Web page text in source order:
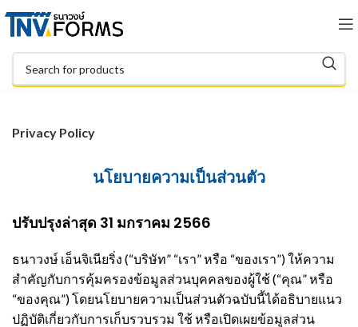
Privacy Policy
นโยบายความเป็นส่วนตัว
ปรับปรุงล่าสุด 31 มกราคม 2566
ธนาวงษ์ เอ็นจิเนียริ่ง (“บริษัท” “เรา” หรือ “ของเรา”) ให้ความ
สำคัญกับการคุ้มครองข้อมูลส่วนบุคคลของผู้ใช้ (“คุณ” หรือ
“ของคุณ”) โดยนโยบายความเป็นส่วนตัวฉบับนี้ได้อธิบายแนว
ปฏิบัติเกี่ยวกับการเก็บรวบรวม ใช้ หรือเปิดเผยข้อมูลส่วน